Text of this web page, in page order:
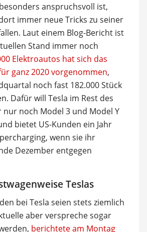
anspruchsvoll ist,
immer neue Tricks zu seiner
Laut einem Blog-Bericht ist
Stand immer noch
Elektroautos hat sich das
ganz 2020 vorgenommen,
noch fast 182.000 Stück
Dafür will Tesla im Rest des
nur noch Model 3 und Model Y
bietet US-Kunden ein Jahr
wenn sie ihr
Dezember entgegen
Teslas
bei Tesla seien stets ziemlich
aber verspreche sogar
berichtete am Montag